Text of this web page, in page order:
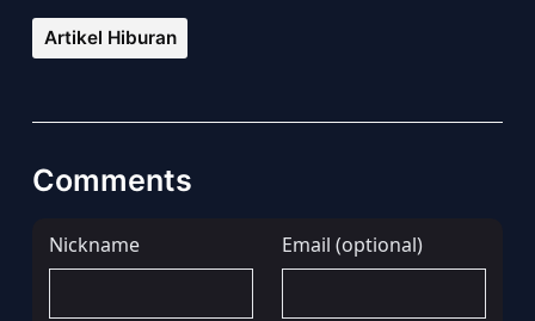
Artikel Hiburan
Comments